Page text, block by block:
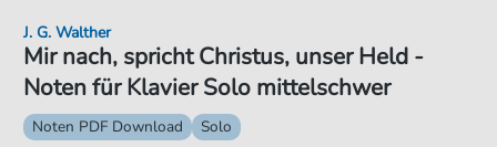
Mir nach, spricht Christus, unser Held -
Noten für Klavier Solo mittelschwer
J. G. Walther
Noten PDF Download Solo